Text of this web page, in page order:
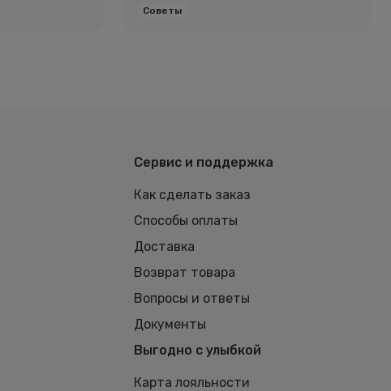
Советы
Сервис и поддержка
Как сделать заказ
Способы оплаты
Доставка
Возврат товара
Вопросы и ответы
Документы
Выгодно с улыбкой
Карта лояльности